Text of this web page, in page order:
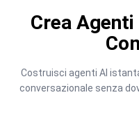
Crea Agenti
Costruisci agenti AI
conversazionale senza